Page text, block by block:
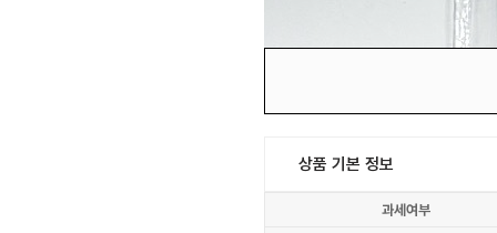
상품 기본 정보
과세여부